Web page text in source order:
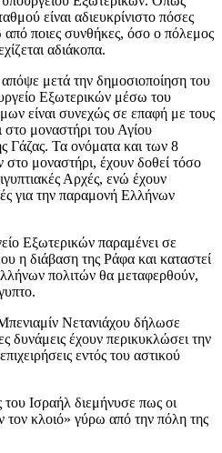
είναι αδιευκρίνιστο πόσες
ποιες συνθήκες, όσο ο πόλεμος
αδιάκοπα.
μετά την δημοσιοποίηση του
Εξωτερικών μέσω του
είναι συνεχώς σε επαφή με τους
μοναστήρι του Αγίου
Γάζας. Τα ονόματα και των 8
στο μοναστήρι, έχουν δοθεί τόσο
Αρχές, ενώ έχουν
για την παραμονή Ελλήνων
Εξωτερικών παραμένει σε
η διάβαση της Ράφα και καταστεί
πολιτών θα μεταφερθούν,
Νετανιάχου δήλωσε
δυνάμεις έχουν περικυκλώσει την
εντός του αστικού
Ισραήλ διεμήνυσε πως οι
τον κλοιό» γύρω από την πόλη της